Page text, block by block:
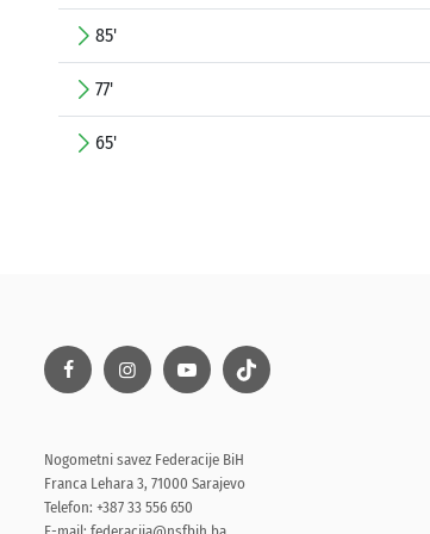
85'
77'
65'
Nogometni savez Federacije BiH
Franca Lehara 3, 71000 Sarajevo
Telefon: +387 33 556 650